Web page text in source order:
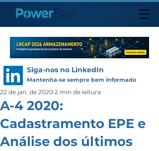
Siga-nos no LinkedIn
Mantenha-se sempre bem informado
A-4 2020:
Cadastramento EPE e
Análise dos últimos
22 de jan. de 2020 2 min de leitura